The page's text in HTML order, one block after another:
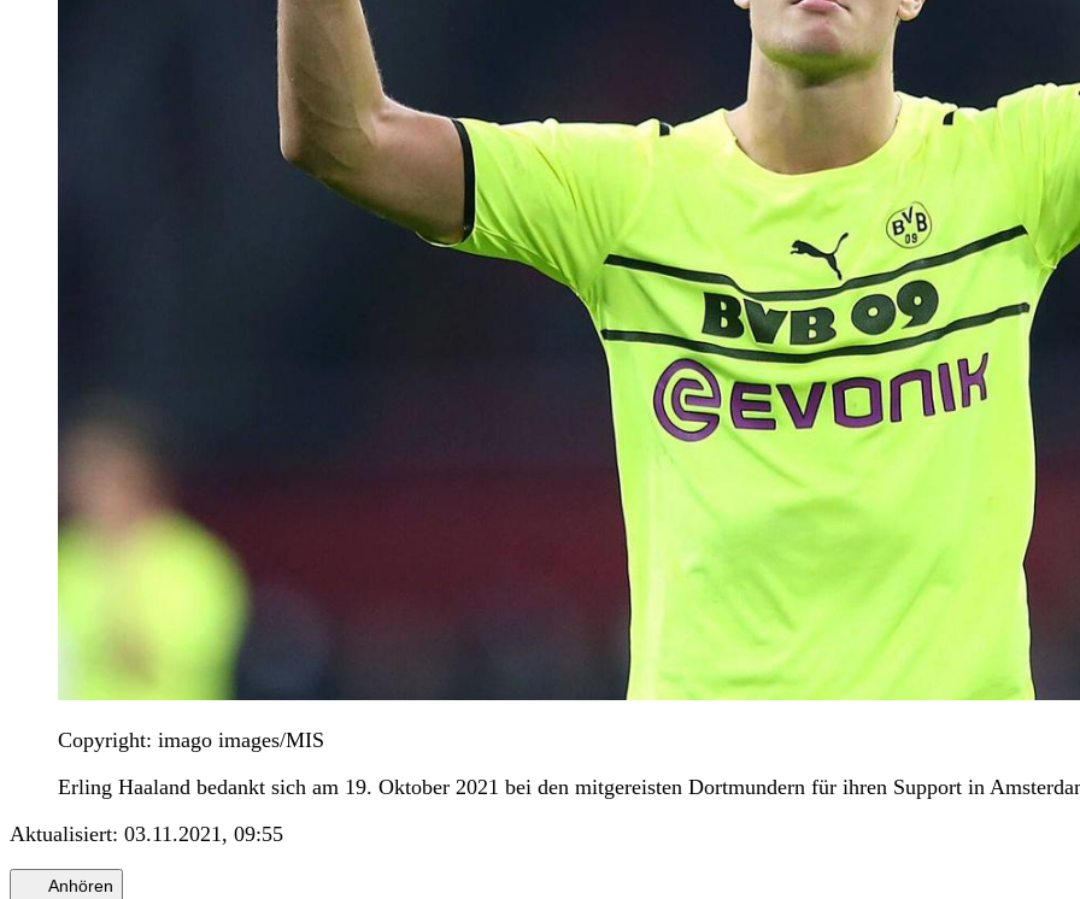
Copyright: imago images/MIS
Erling Haaland bedankt sich am 19. Oktober 2021 bei den mitgereisten Dortmundern für ihren Support in
Aktualisiert: 03.11.2021, 09:55
Anhören